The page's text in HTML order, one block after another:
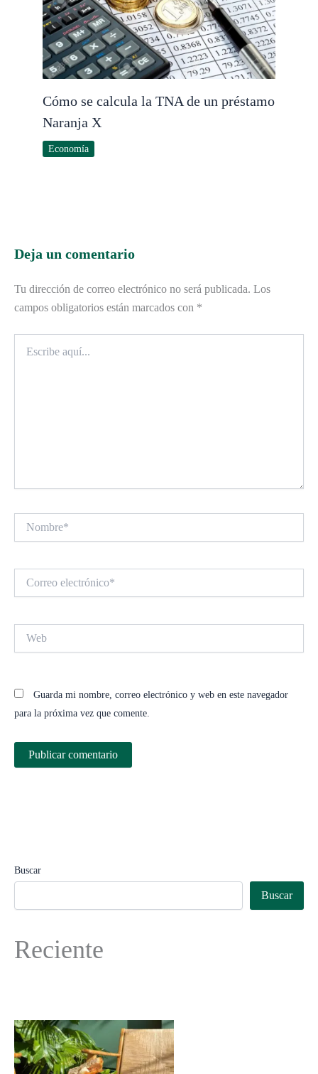
Cómo se calcula la TNA de un préstamo
Naranja X
Economía
Deja un comentario
Tu dirección de correo electrónico no será publicada. Los
campos obligatorios están marcados con *
aquí...
electrónico*
Guarda mi nombre, correo electrónico y web en este navegador
para la próxima vez que comente.
Buscar
Buscar
Reciente